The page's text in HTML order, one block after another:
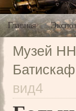
Главная
Музей
Батискаф
вид4